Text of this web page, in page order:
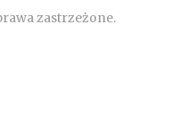
zastrzeżone.